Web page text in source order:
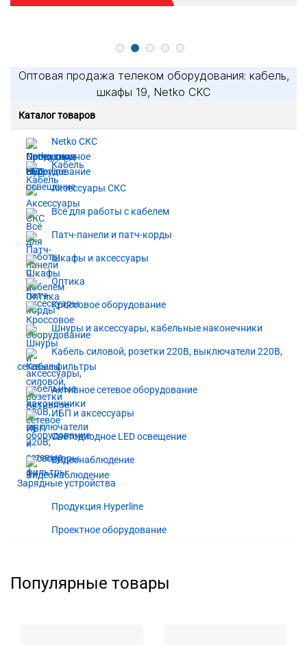
Оптовая продажа телеком оборудования: кабель,
шкафы 19, Netko CKC
Каталог товаров
Netko СКС
Кабель
Аксессуары СКС
Всё для работы с кабелем
Патч-панели и патч-корды
Шкафы и аксессуары
Оптика
Кроссовое оборудование
Шнуры и аксессуары, кабельные наконечники
Кабель силовой, розетки 220В, выключатели 220В,
сетевые фильтры
Активное сетевое оборудование
ИБП и аксессуары
Светодиодное LED освещение
Видеонаблюдение
Зарядные устройства
Продукция Hyperline
Проектное оборудование
Популярные товары